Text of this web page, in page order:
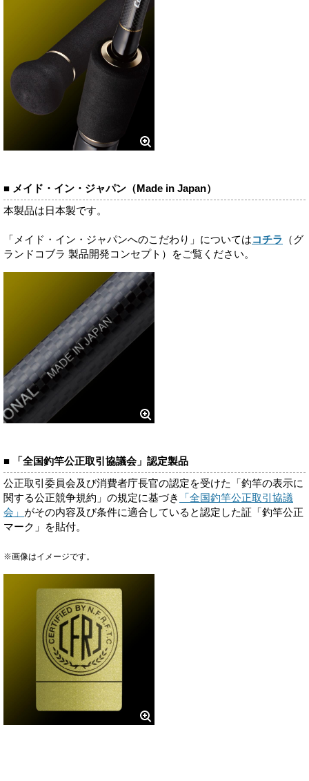
■ メイド・イン・ジャパン（Made in Japan）
本製品は日本製です。
「メイド・イン・ジャパンへのこだわり」についてはコチラ
（グ
ランドコブラ 製品開発コンセプト）をご覧ください。
■ 「全国釣竿公正取引協議会」認定製品
公正取引委員会及び消費者庁長官の認定を受けた「釣竿の表示に
関する公正競争規約」の規定に基づき
「全国釣竿公正取引協議
会」 がその内容及び条件に適合していると認定した証「釣竿公正
マーク」を貼付。
※画像はイメージです。